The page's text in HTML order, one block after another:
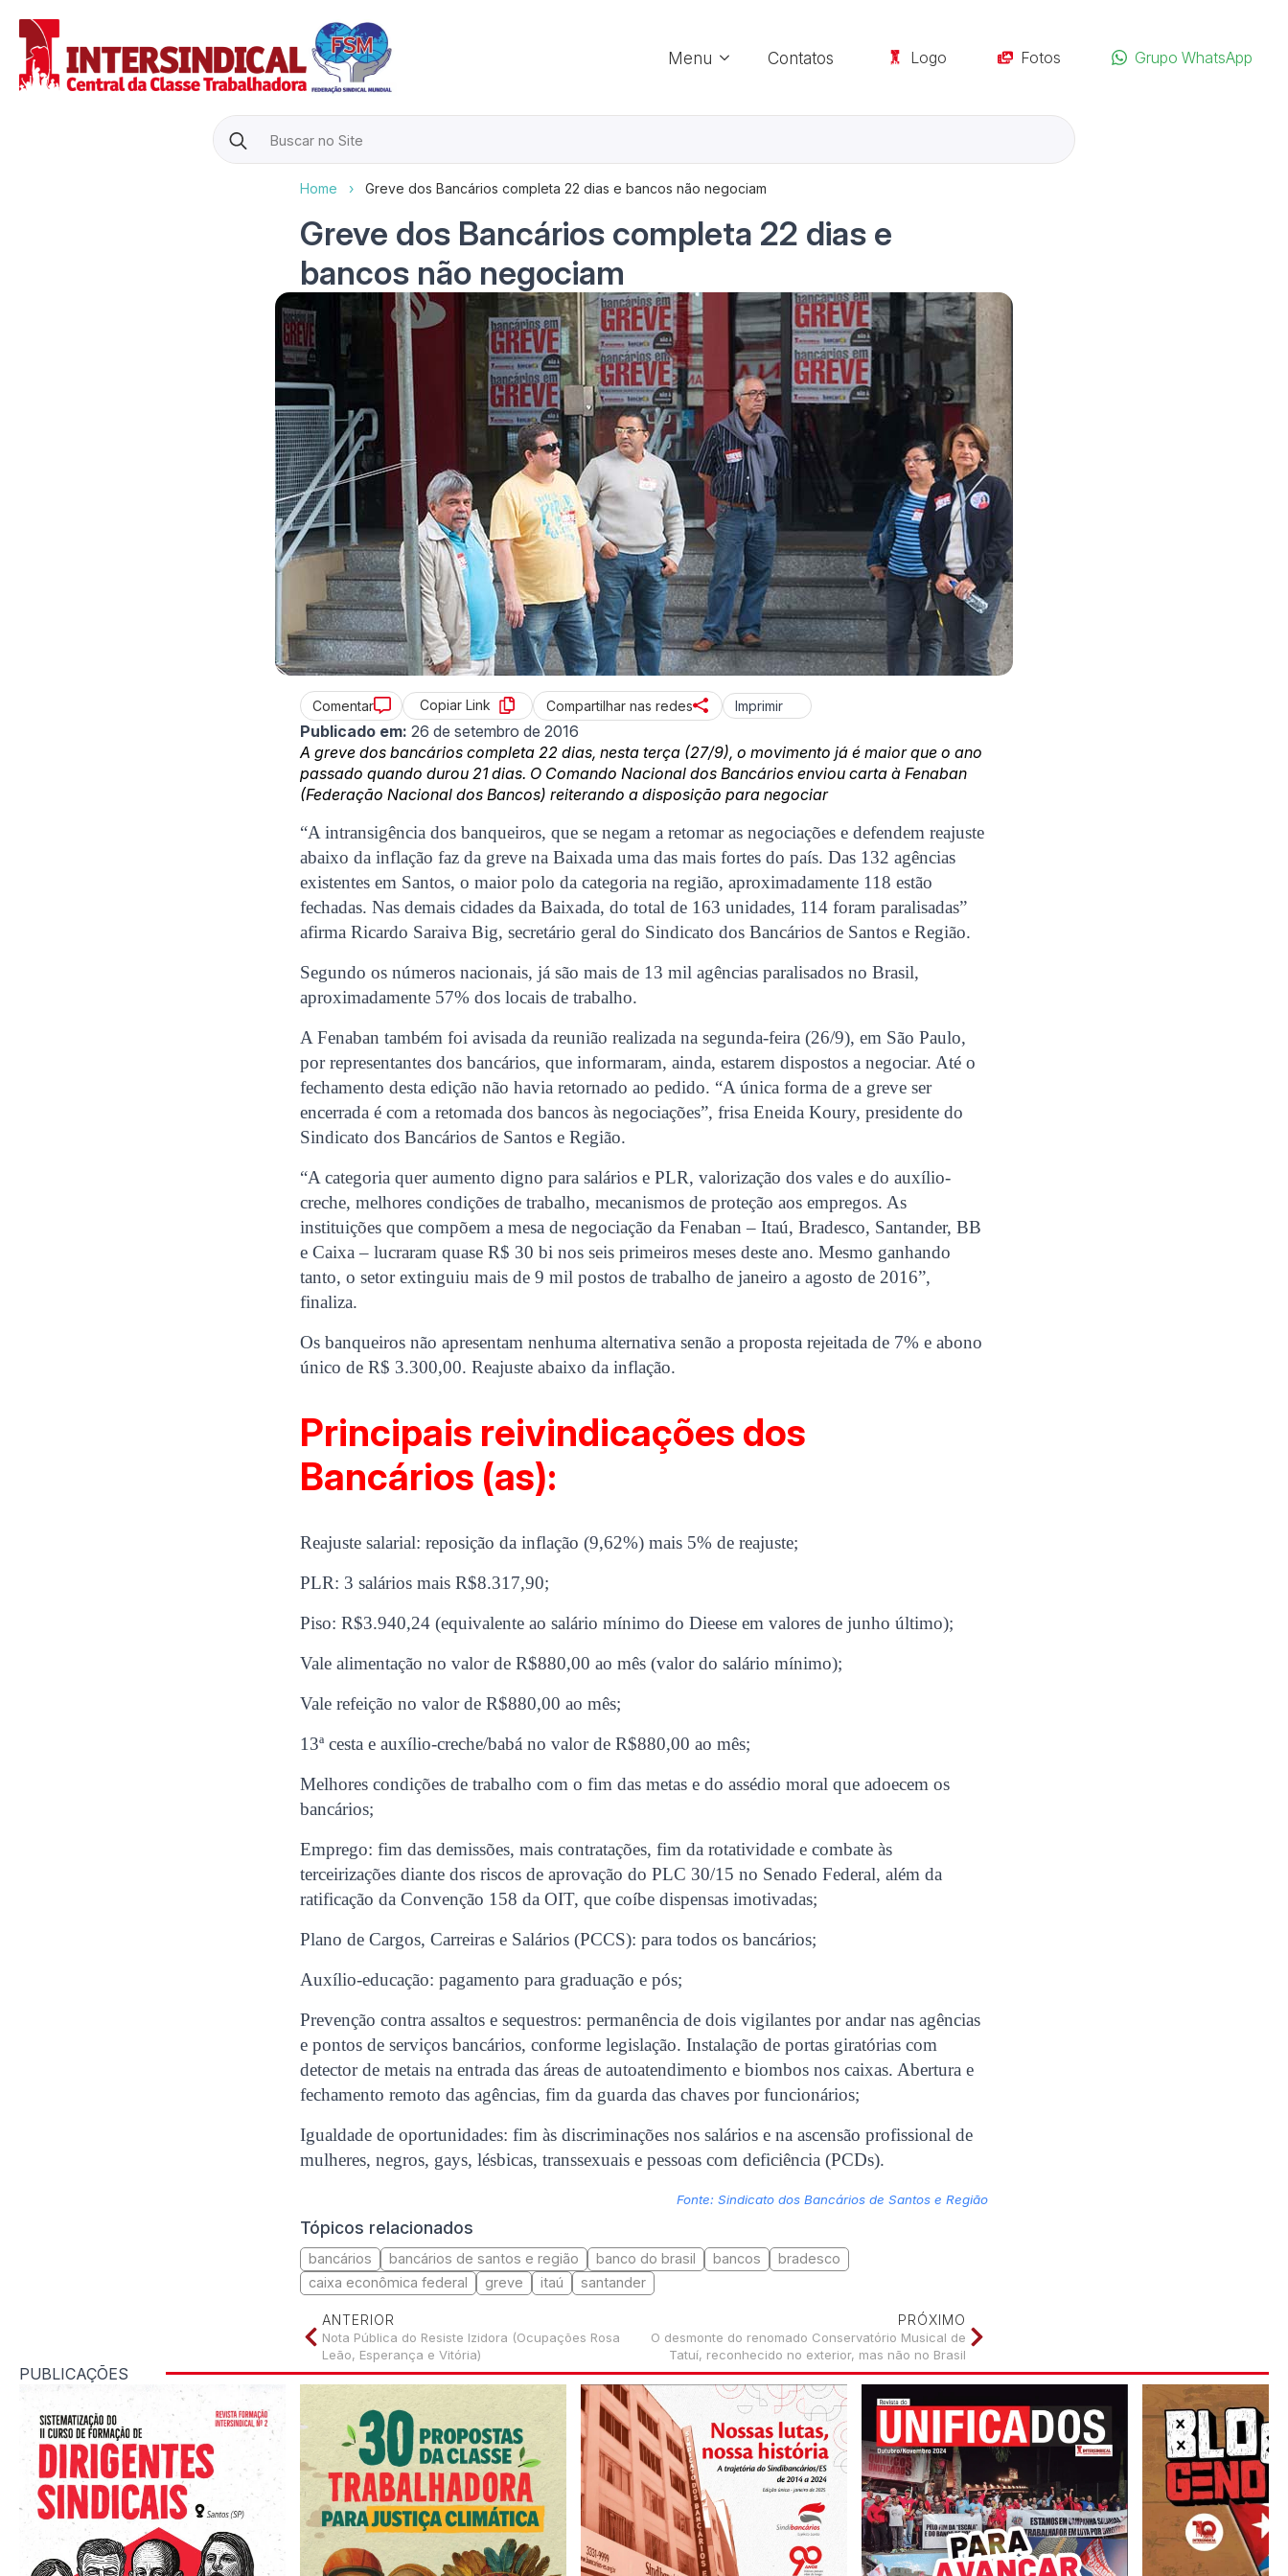
Menu Contatos Logo Fotos Grupo WhatsApp
Search
for:
Home › Greve dos Bancários completa 22 dias e bancos não negociam
Greve dos Bancários completa 22 dias e
bancos não negociam
Comentar Copiar Link Compartilhar nas redes Imprimir
Publicado em: 26 de setembro de 2016
A greve dos bancários completa 22 dias, nesta terça (27/9), o movimento já é maior que o ano
passado quando durou 21 dias. O Comando Nacional dos Bancários enviou carta à Fenaban
(Federação Nacional dos Bancos) reiterando a disposição para negociar
“A intransigência dos banqueiros, que se negam a retomar as negociações e defendem reajuste
abaixo da inflação faz da greve na Baixada uma das mais fortes do país. Das 132 agências
existentes em Santos, o maior polo da categoria na região, aproximadamente 118 estão
fechadas. Nas demais cidades da Baixada, do total de 163 unidades, 114 foram paralisadas”
afirma Ricardo Saraiva Big, secretário geral do Sindicato dos Bancários de Santos e Região.
Segundo os números nacionais, já são mais de 13 mil agências paralisados no Brasil,
aproximadamente 57% dos locais de trabalho.
A Fenaban também foi avisada da reunião realizada na segunda-feira (26/9), em São Paulo,
por representantes dos bancários, que informaram, ainda, estarem dispostos a negociar. Até o
fechamento desta edição não havia retornado ao pedido. “A única forma de a greve ser
encerrada é com a retomada dos bancos às negociações”, frisa Eneida Koury, presidente do
Sindicato dos Bancários de Santos e Região.
“A categoria quer aumento digno para salários e PLR, valorização dos vales e do auxílio-
creche, melhores condições de trabalho, mecanismos de proteção aos empregos. As
instituições que compõem a mesa de negociação da Fenaban – Itaú, Bradesco, Santander, BB
e Caixa – lucraram quase R$ 30 bi nos seis primeiros meses deste ano. Mesmo ganhando
tanto, o setor extinguiu mais de 9 mil postos de trabalho de janeiro a agosto de 2016”,
finaliza.
Os banqueiros não apresentam nenhuma alternativa senão a proposta rejeitada de 7% e abono
único de R$ 3.300,00. Reajuste abaixo da inflação.
Principais reivindicações dos
Bancários (as):
Reajuste salarial: reposição da inflação (9,62%) mais 5% de reajuste;
PLR: 3 salários mais R$8.317,90;
Piso: R$3.940,24 (equivalente ao salário mínimo do Dieese em valores de junho último);
Vale alimentação no valor de R$880,00 ao mês (valor do salário mínimo);
Vale refeição no valor de R$880,00 ao mês;
13ª cesta e auxílio-creche/babá no valor de R$880,00 ao mês;
Melhores condições de trabalho com o fim das metas e do assédio moral que adoecem os
bancários;
Emprego: fim das demissões, mais contratações, fim da rotatividade e combate às
terceirizações diante dos riscos de aprovação do PLC 30/15 no Senado Federal, além da
ratificação da Convenção 158 da OIT, que coíbe dispensas imotivadas;
Plano de Cargos, Carreiras e Salários (PCCS): para todos os bancários;
Auxílio-educação: pagamento para graduação e pós;
Prevenção contra assaltos e sequestros: permanência de dois vigilantes por andar nas agências
e pontos de serviços bancários, conforme legislação. Instalação de portas giratórias com
detector de metais na entrada das áreas de autoatendimento e biombos nos caixas. Abertura e
fechamento remoto das agências, fim da guarda das chaves por funcionários;
Igualdade de oportunidades: fim às discriminações nos salários e na ascensão profissional de
mulheres, negros, gays, lésbicas, transsexuais e pessoas com deficiência (PCDs).
Fonte: Sindicato dos Bancários de Santos e Região
Tópicos relacionados
bancários bancários de santos e região banco do brasil bancos
bradesco
caixa econômica federal
greve itaú santander
PRÓXIMO
O desmonte do renomado Conservatório Musical de
Tatuí, reconhecido no exterior, mas não no Brasil
ANTERIOR
Nota Pública do Resiste Izidora (Ocupações Rosa
Leão, Esperança e Vitória)
PUBLICAÇÕES